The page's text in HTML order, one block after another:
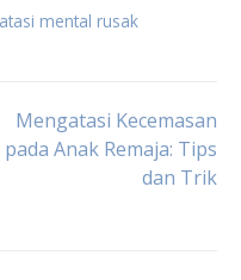
mental rusak
Mengatasi Kecemasan
pada Anak Remaja: Tips
dan Trik